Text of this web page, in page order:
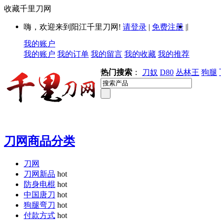
收藏千里刀网
嗨，欢迎来到阳江千里刀网! 请登录 | 免费注册 ||
我的账户
我的账户 我的订单 我的留言 我的收藏 我的推荐
热门搜索 ： 刀奴 D80 丛林王 狗腿
刀网商品分类
刀网
刀网新品 hot
防身电棍 hot
中国唐刀 hot
狗腿弯刀 hot
付款方式 hot